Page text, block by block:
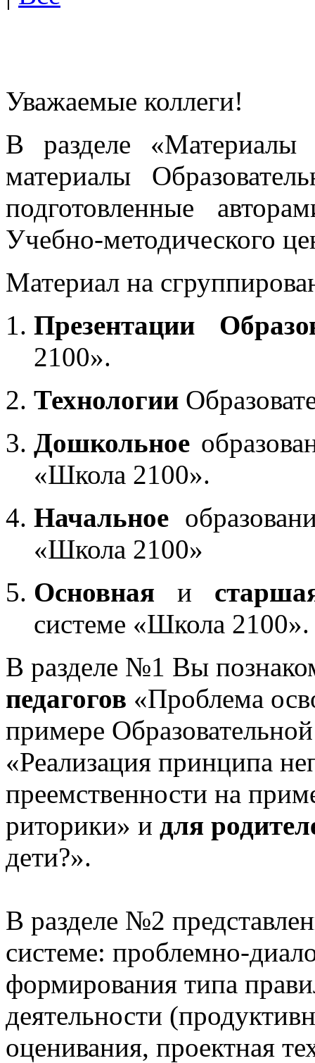
Уважаемые коллеги!
В разделе «Материалы
материалы
подготовленные
Учебно-методического
Материал на
Презентации
2100».
Технологии
Дошкольное
«Школа 2100».
Начальное
«Школа 2100»
Основная и
системе «Школа 2100».
В разделе №1 Вы
педагогов «Проблема
примере
«Реализация принципа
преемственности на
риторики» и для
дети?».
В разделе №2
системе: проблемно-
формирования типа
деятельности
оценивания, проектная